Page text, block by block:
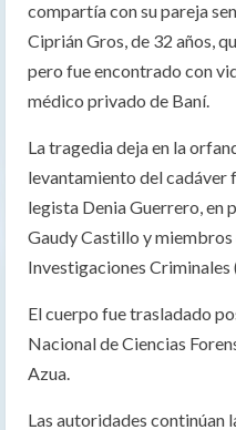
compartía con su pareja
Ciprián Gros, de 32 años,
pero fue encontrado con
médico privado de Baní.
La tragedia deja en la
levantamiento del cadáver
legista Denia Guerrero, en
Gaudy Castillo y
Investigaciones
El cuerpo fue trasladado
Nacional de Ciencias
Azua.
Las autoridades continúan